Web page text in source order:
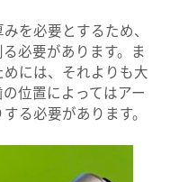
を必要とするため、
必要があります。ま
には、それよりも大
位置によってはアー
る必要があります。